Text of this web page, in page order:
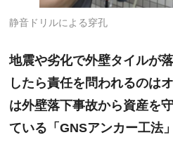
静音ドリルによる穿孔
地震や劣化で外壁タイルが
したら責任を問われるのは
は外壁落下事故から資産を
ている「GNSアンカー工法